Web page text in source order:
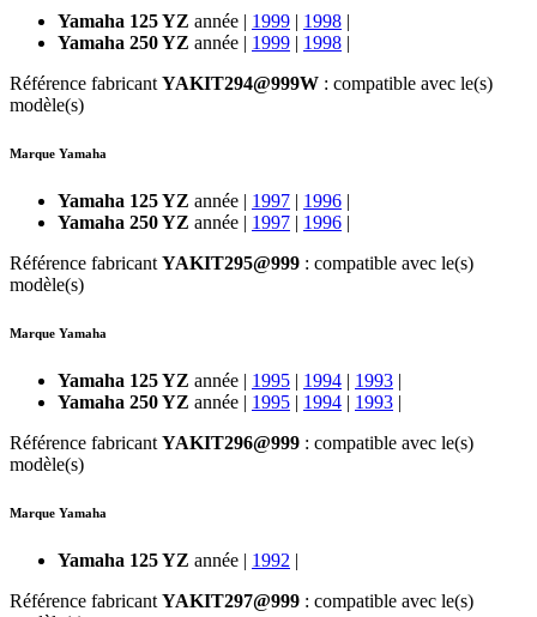
Yamaha 125 YZ année | 1999 | 1998 |
Yamaha 250 YZ année | 1999 | 1998 |
Référence fabricant YAKIT294@999W : compatible avec le(s)
modèle(s)
Marque Yamaha
Yamaha 125 YZ année | 1997 | 1996 |
Yamaha 250 YZ année | 1997 | 1996 |
Référence fabricant YAKIT295@999 : compatible avec le(s)
modèle(s)
Marque Yamaha
Yamaha 125 YZ année | 1995 | 1994 | 1993 |
Yamaha 250 YZ année | 1995 | 1994 | 1993 |
Référence fabricant YAKIT296@999 : compatible avec le(s)
modèle(s)
Marque Yamaha
Yamaha 125 YZ année | 1992 |
Référence fabricant YAKIT297@999 : compatible avec le(s)